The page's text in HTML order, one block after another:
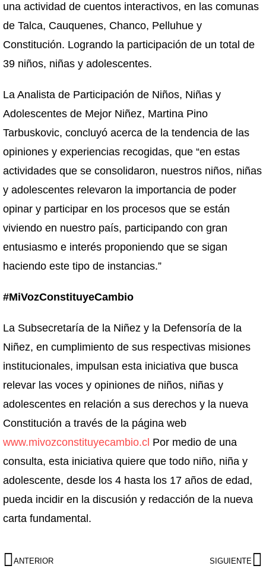
una actividad de cuentos interactivos, en las comunas
de Talca, Cauquenes, Chanco, Pelluhue y
Constitución. Logrando la participación de un total de
39 niños, niñas y adolescentes.
La Analista de Participación de Niños, Niñas y
Adolescentes de Mejor Niñez, Martina Pino
Tarbuskovic, concluyó acerca de la tendencia de las
opiniones y experiencias recogidas, que “en estas
actividades que se consolidaron, nuestros niños, niñas
y adolescentes relevaron la importancia de poder
opinar y participar en los procesos que se están
viviendo en nuestro país, participando con gran
entusiasmo e interés proponiendo que se sigan
haciendo este tipo de instancias.”
#MiVozConstituyeCambio
La Subsecretaría de la Niñez y la Defensoría de la
Niñez, en cumplimiento de sus respectivas misiones
institucionales, impulsan esta iniciativa que busca
relevar las voces y opiniones de niños, niñas y
adolescentes en relación a sus derechos y la nueva
Constitución a través de la página web
www.mivozconstituyecambio.cl Por medio de una
consulta, esta iniciativa quiere que todo niño, niña y
adolescente, desde los 4 hasta los 17 años de edad,
pueda incidir en la discusión y redacción de la nueva
carta fundamental.
ANTERIOR SIGUIENTE